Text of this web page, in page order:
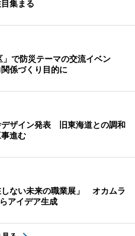
集まる
で防災テーマの交流イベン
係づくり目的に
デザイン発表 旧東海道との調和
進む
ない未来の職業展」 オカムラ
アイデア生成